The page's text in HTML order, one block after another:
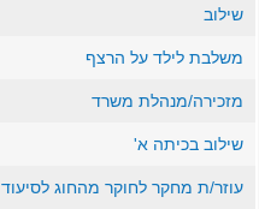
שילוב
משלבת לילד על הרצף
מזכירה/מנהלת משרד
שילוב בכיתה א'
עוזר/ת מחקר לחוקר מהחוג לסיעוד